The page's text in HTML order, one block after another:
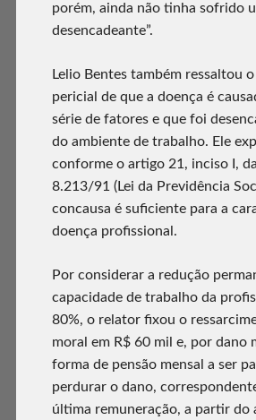
porém, ainda não tinha sofrido
desencadeante”.
Lelio Bentes também ressaltou
pericial de que a doença é
série de fatores e que foi
do ambiente de trabalho. Ele
conforme o artigo 21, inciso I,
8.213/91 (Lei da Previdência
concausa é suficiente para a
doença profissional.
Por considerar a redução
capacidade de trabalho da
80%, o relator fixou o
moral em R$ 60 mil e, por dano
forma de pensão mensal a ser
perdurar o dano,
última remuneração, a partir do